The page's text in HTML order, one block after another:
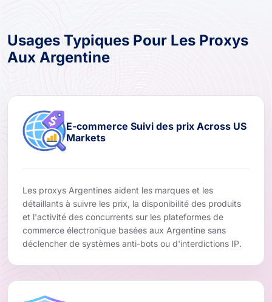
Usages Typiques Pour Les Proxys
Aux Argentine
E-commerce Suivi des prix Across US
Markets
Les proxys Argentines aident les marques et les
détaillants à suivre les prix, la disponibilité des produits
et l'activité des concurrents sur les plateformes de
commerce électronique basées aux Argentine sans
déclencher de systèmes anti-bots ou d'interdictions IP.